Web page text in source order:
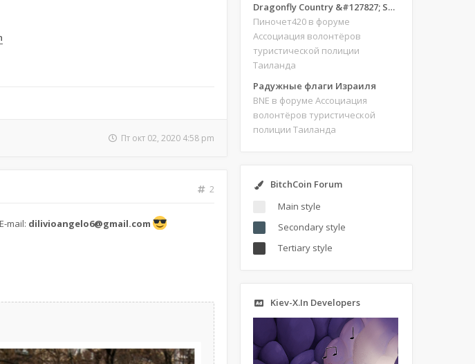
Пт окт 02, 2020 4:58 pm
2
mail: dilivioangelo6@gmail.com
Dragonfly Country &#127827; Save our site &#127775;&#127769;
Пиночет420 в форуме
Ассоциация волонтёров
туристической полиции
Таиланда
Радужные флаги Израиля
BNE в форуме Ассоциация
волонтёров туристической
полиции Таиланда
BitchCoin Forum
Main style
Secondary style
Tertiary style
Kiev-X.In Developers